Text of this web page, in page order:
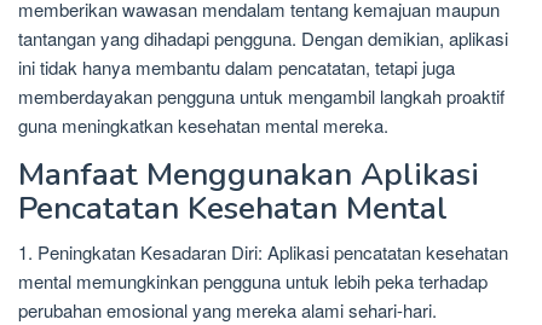
memberikan wawasan mendalam tentang kemajuan maupun
tantangan yang dihadapi pengguna. Dengan demikian, aplikasi
ini tidak hanya membantu dalam pencatatan, tetapi juga
memberdayakan pengguna untuk mengambil langkah proaktif
guna meningkatkan kesehatan mental mereka.
Manfaat Menggunakan Aplikasi
Pencatatan Kesehatan Mental
1. Peningkatan Kesadaran Diri: Aplikasi pencatatan kesehatan
mental memungkinkan pengguna untuk lebih peka terhadap
perubahan emosional yang mereka alami sehari-hari.